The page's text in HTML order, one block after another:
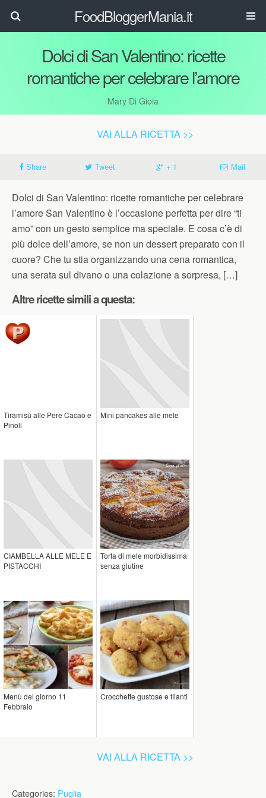
FoodBloggerMania.it
Dolci di San Valentino: ricette
romantiche per celebrare l’amore
Mary Di Gioia
VAI ALLA RICETTA >>
Share Tweet + 1 Mail
Dolci di San Valentino: ricette romantiche per celebrare
l’amore San Valentino è l’occasione perfetta per dire “ti
amo” con un gesto semplice ma speciale. E cosa c’è di
più dolce dell’amore, se non un dessert preparato con il
cuore? Che tu stia organizzando una cena romantica,
una serata sul divano o una colazione a sorpresa, […]
Altre ricette simili a questa:
Tiramisù alle Pere Cacao e
Pinoli
Mini pancakes alle mele
CIAMBELLA ALLE MELE E
PISTACCHI
Torta di mele morbidissima
senza glutine
Menù del giorno 11
Febbraio
Crocchette gustose e filanti
VAI ALLA RICETTA >>
Categories: Puglia